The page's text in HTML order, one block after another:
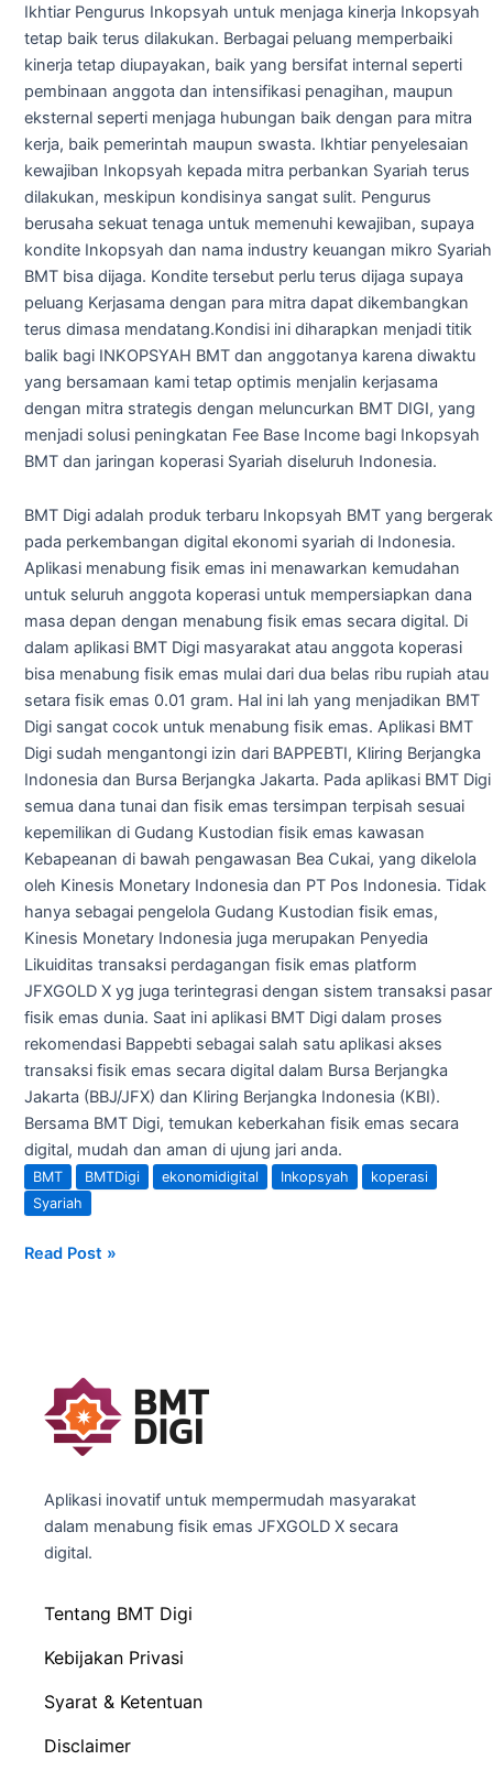
Ikhtiar Pengurus Inkopsyah untuk menjaga kinerja Inkopsyah
tetap baik terus dilakukan. Berbagai peluang memperbaiki
kinerja tetap diupayakan, baik yang bersifat internal seperti
pembinaan anggota dan intensifikasi penagihan, maupun
eksternal seperti menjaga hubungan baik dengan para mitra
kerja, baik pemerintah maupun swasta. Ikhtiar penyelesaian
kewajiban Inkopsyah kepada mitra perbankan Syariah terus
dilakukan, meskipun kondisinya sangat sulit. Pengurus
berusaha sekuat tenaga untuk memenuhi kewajiban, supaya
kondite Inkopsyah dan nama industry keuangan mikro Syariah
BMT bisa dijaga. Kondite tersebut perlu terus dijaga supaya
peluang Kerjasama dengan para mitra dapat dikembangkan
terus dimasa mendatang.Kondisi ini diharapkan menjadi titik
balik bagi INKOPSYAH BMT dan anggotanya karena diwaktu
yang bersamaan kami tetap optimis menjalin kerjasama
dengan mitra strategis dengan meluncurkan BMT DIGI, yang
menjadi solusi peningkatan Fee Base Income bagi Inkopsyah
BMT dan jaringan koperasi Syariah diseluruh Indonesia.
BMT Digi adalah produk terbaru Inkopsyah BMT yang bergerak
pada perkembangan digital ekonomi syariah di Indonesia.
Aplikasi menabung fisik emas ini menawarkan kemudahan
untuk seluruh anggota koperasi untuk mempersiapkan dana
masa depan dengan menabung fisik emas secara digital. Di
dalam aplikasi BMT Digi masyarakat atau anggota koperasi
bisa menabung fisik emas mulai dari dua belas ribu rupiah atau
setara fisik emas 0.01 gram. Hal ini lah yang menjadikan BMT
Digi sangat cocok untuk menabung fisik emas. Aplikasi BMT
Digi sudah mengantongi izin dari BAPPEBTI, Kliring Berjangka
Indonesia dan Bursa Berjangka Jakarta. Pada aplikasi BMT Digi
semua dana tunai dan fisik emas tersimpan terpisah sesuai
kepemilikan di Gudang Kustodian fisik emas kawasan
Kebapeanan di bawah pengawasan Bea Cukai, yang dikelola
oleh Kinesis Monetary Indonesia dan PT Pos Indonesia. Tidak
hanya sebagai pengelola Gudang Kustodian fisik emas,
Kinesis Monetary Indonesia juga merupakan Penyedia
Likuiditas transaksi perdagangan fisik emas platform
JFXGOLD X yg juga terintegrasi dengan sistem transaksi pasar
fisik emas dunia. Saat ini aplikasi BMT Digi dalam proses
rekomendasi Bappebti sebagai salah satu aplikasi akses
transaksi fisik emas secara digital dalam Bursa Berjangka
Jakarta (BBJ/JFX) dan Kliring Berjangka Indonesia (KBI).
Bersama BMT Digi, temukan keberkahan fisik emas secara
digital, mudah dan aman di ujung jari anda.
BMT BMTDigi ekonomidigital Inkopsyah
koperasi
Syariah
Read Post »
Aplikasi inovatif untuk mempermudah masyarakat
dalam menabung fisik emas JFXGOLD X secara
digital.
Tentang BMT Digi
Kebijakan Privasi
Syarat & Ketentuan
Disclaimer